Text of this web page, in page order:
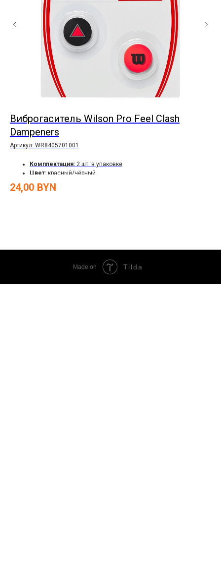
Виброгаситель Wilson Pro Feel Clash
Dampeners
Артикул: WR8405701001
Комплектация: 2 шт. в упаковке
Цвет: красный/чёрный
24,00 BYN
Made on Tilda